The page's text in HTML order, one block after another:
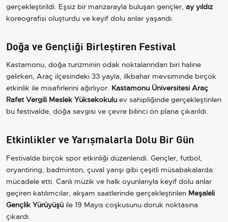
gerçekleştirildi. Eşsiz bir manzarayla buluşan gençler, ay yıldız
koreografisi oluşturdu ve keyif dolu anlar yaşandı.
Doğa ve Gençliği Birleştiren Festival
Kastamonu, doğa turizminin odak noktalarından biri haline
gelirken, Araç ilçesindeki 33 yayla, ilkbahar mevsiminde birçok
etkinlik ile misafirlerini ağırlıyor. Kastamonu Üniversitesi Araç
Rafet Vergili Meslek Yüksekokulu ev sahipliğinde gerçekleştirilen
bu festivalde, doğa sevgisi ve çevre bilinci ön plana çıkarıldı.
Etkinlikler ve Yarışmalarla Dolu Bir Gün
Festivalde birçok spor etkinliği düzenlendi. Gençler, futbol,
oryantiring, badminton, çuval yarışı gibi çeşitli müsabakalarda
mücadele etti. Canlı müzik ve halk oyunlarıyla keyif dolu anlar
geçiren katılımcılar, akşam saatlerinde gerçekleştirilen Meşaleli
Gençlik Yürüyüşü ile 19 Mayıs coşkusunu doruk noktasına
çıkardı.